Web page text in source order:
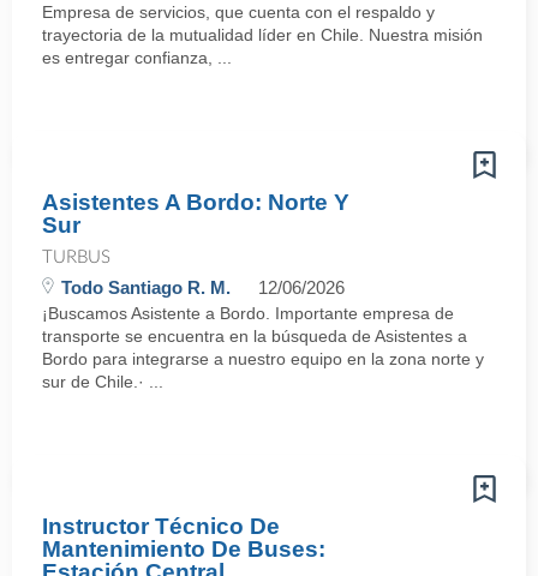
Empresa de servicios, que cuenta con el respaldo y
trayectoria de la mutualidad líder en Chile. Nuestra misión
es entregar confianza, ...
Asistentes A Bordo: Norte Y
Sur
TURBUS
Todo Santiago R. M. 12/06/2026
¡Buscamos Asistente a Bordo. Importante empresa de
transporte se encuentra en la búsqueda de Asistentes a
Bordo para integrarse a nuestro equipo en la zona norte y
sur de Chile.· ...
Instructor Técnico De
Mantenimiento De Buses: